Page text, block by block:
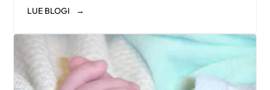
LUE BLOGI